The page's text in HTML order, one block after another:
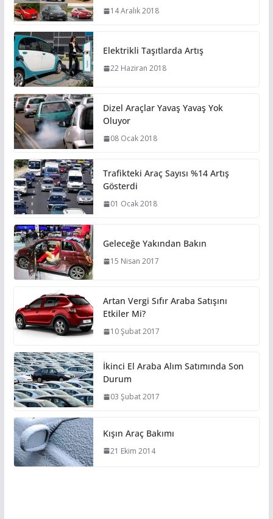
14 Aralık 2018
Elektrikli Taşıtlarda Artış
22 Haziran 2018
Dizel Araçlar Yavaş Yavaş Yok
Oluyor
08 Ocak 2018
Trafikteki Araç Sayısı %14 Artış
Gösterdi
01 Ocak 2018
Geleceğe Yakından Bakın
15 Nisan 2017
Artan Vergi Sıfır Araba Satışını
Etkiler Mi?
10 Şubat 2017
İkinci El Araba Alım Satımında Son
Durum
03 Şubat 2017
Kışın Araç Bakımı
21 Ekim 2014